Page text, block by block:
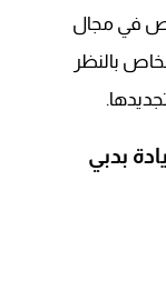
في مجال
بالنظر
بدبي